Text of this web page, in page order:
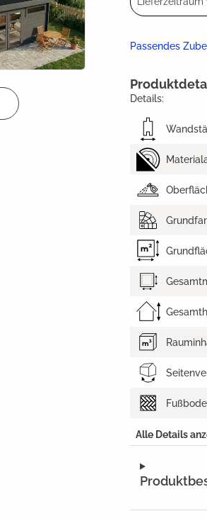
Passendes
Details:
Alle Details